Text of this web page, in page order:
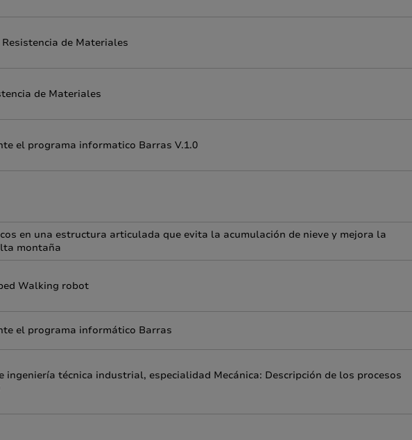
de Materiales
de Materiales
el programa informatico Barras V.1.0
en una estructura articulada que evita la acumulación de nieve y mejora la
montaña
Walking robot
el programa informático Barras
técnica industrial, especialidad Mecánica: Descripción de los procesos